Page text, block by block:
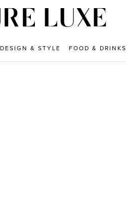
DESIGN & STYLE FOOD & DRINKS